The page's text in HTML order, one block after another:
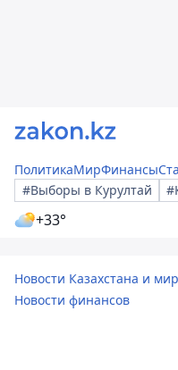
ПолитикаМирФинансы
#Выборы в Курултай
+33°
Новости Казахстана и
Новости финансов